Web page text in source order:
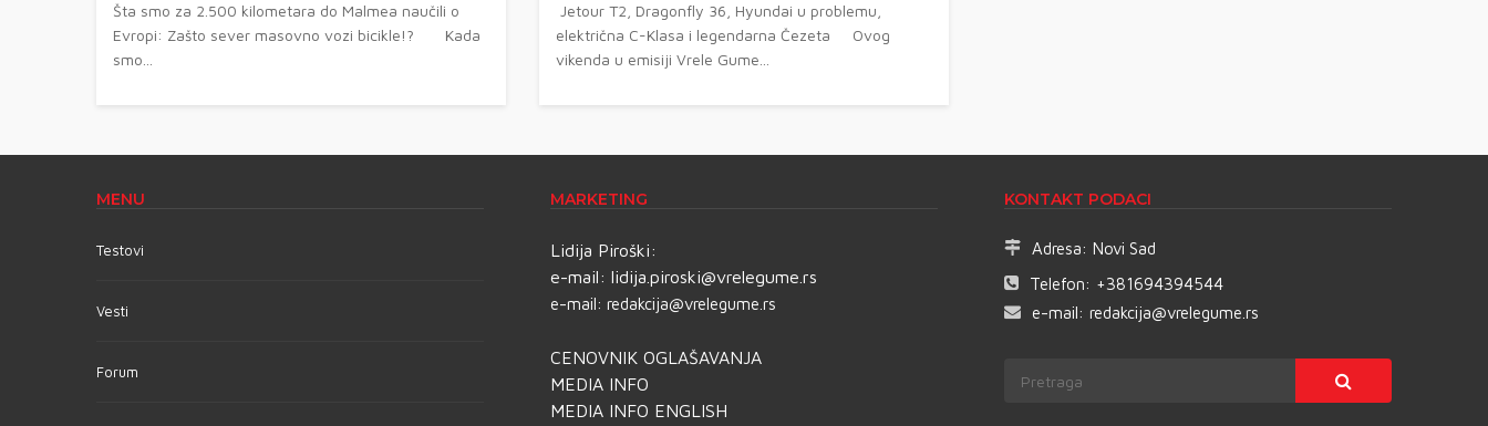
Šta smo za 2.500 kilometara do Malmea naučili o
Evropi: Zašto sever masovno vozi bicikle!? Kada
smo...
Jetour T2, Dragonfly 36, Hyundai u problemu,
električna C-Klasa i legendarna Čezeta Ovog
vikenda u emisiji Vrele Gume...
MENU
Testovi
Vesti
Forum
MARKETING
Lidija Piroški:
e-mail: lidija.piroski@vrelegume.rs
e-mail: redakcija@vrelegume.rs
CENOVNIK OGLAŠAVANJA
MEDIA INFO
MEDIA INFO ENGLISH
KONTAKT PODACI
Adresa: Novi Sad
Telefon: +381694394544
e-mail: redakcija@vrelegume.rs